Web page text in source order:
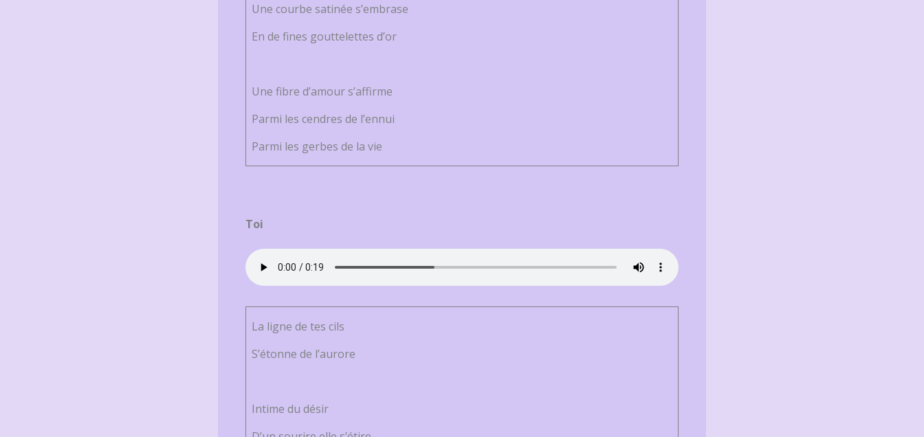
Une courbe satinée s’embrase
En de fines gouttelettes d’or
Une fibre d’amour s’affirme
Parmi les cendres de l’ennui
Parmi les gerbes de la vie
Toi
La ligne de tes cils
S’étonne de l’aurore
Intime du désir